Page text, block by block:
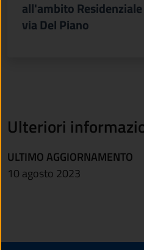
all'ambito
via Del Piano
Ulteriori
ULTIMO AGGIORNAMENTO
10 agosto 2023